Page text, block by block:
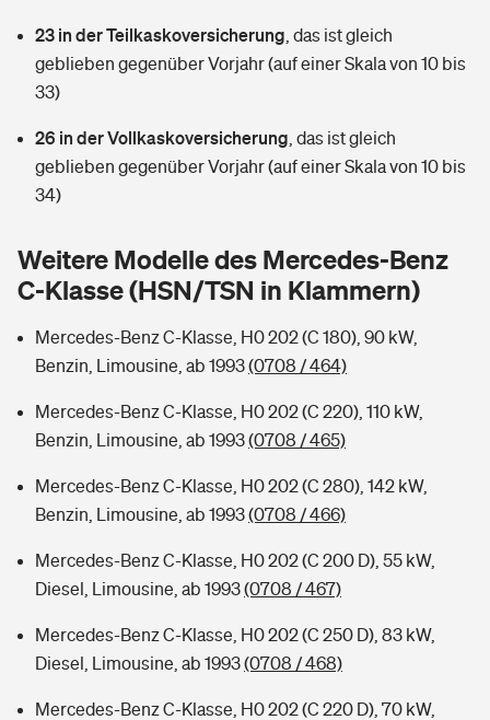
Zur Übersicht
Hochwasser-Check: Wie gefährdet ist Ihr Haus?
Wer versichert was: Jetzt Versicherer finden
Sie haben Fragen?
Handyversicherung
Private Cyberversicherung
Musikinstrumentenversicherung
Typklassen: So ist Ihr Auto eingestuft
Sie haben Fragen?
Wer versichert was: Jetzt Versicherer finden
Sie haben Fragen?
Rentenrechner: Wie viel Geld bekomme ich im Alter?
23 in der Teilkaskoversicherung das ist gleich
geblieben gegenüber Vorjahr (auf einer Skala von 10 bis
33)
26 in der Vollkaskoversicherung das ist gleich
geblieben gegenüber Vorjahr (auf einer Skala von 10 bis
34)
Weitere Modelle des Mercedes-Benz
C-Klasse (HSN/TSN in Klammern)
Mercedes-Benz C-Klasse, H0 202 (C 180), 90 kW,
Benzin, Limousine, ab 1993(0708 / 464)
Mercedes-Benz C-Klasse, H0 202 (C 220), 110 kW,
Benzin, Limousine, ab 1993(0708 / 465)
Mercedes-Benz C-Klasse, H0 202 (C 280), 142 kW,
Benzin, Limousine, ab 1993(0708 / 466)
Mercedes-Benz C-Klasse, H0 202 (C 200 D), 55 kW,
Diesel, Limousine, ab 1993(0708 / 467)
Mercedes-Benz C-Klasse, H0 202 (C 250 D), 83 kW,
Diesel, Limousine, ab 1993(0708 / 468)
Mercedes-Benz C-Klasse, H0 202 (C 220 D), 70 kW,